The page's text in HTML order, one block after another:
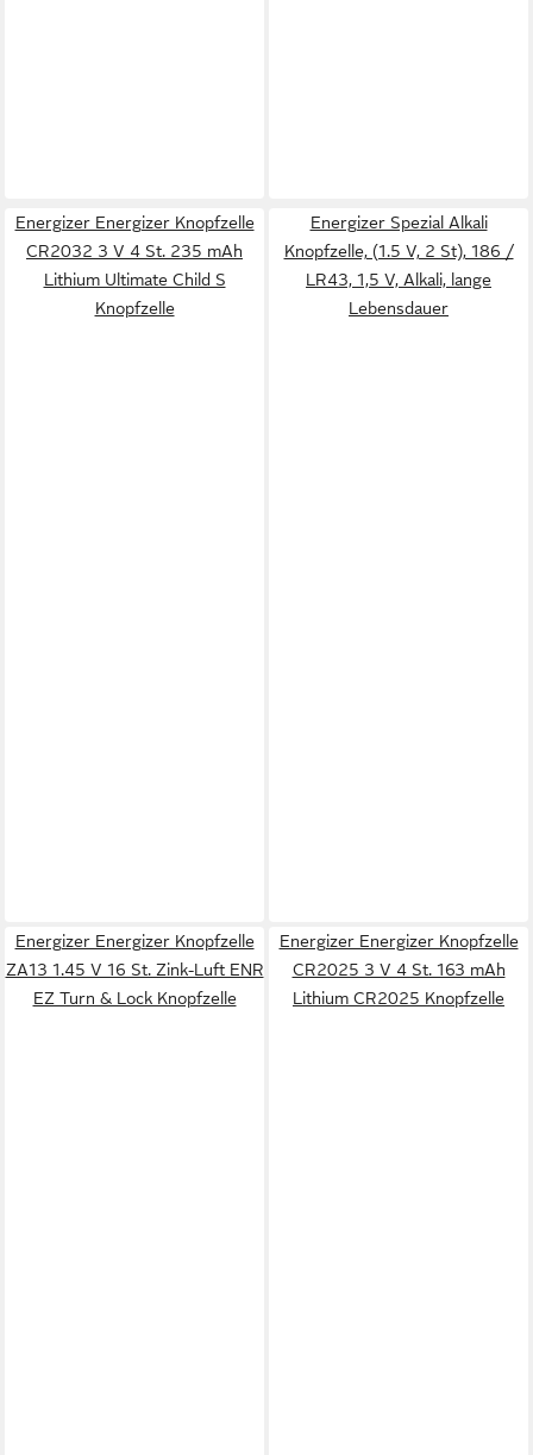
Energizer Energizer Knopfzelle
CR2032 3 V 4 St. 235 mAh
Lithium Ultimate Child S
Knopfzelle
Energizer Spezial Alkali
Knopfzelle, (1.5 V, 2 St), 186 /
LR43, 1,5 V, Alkali, lange
Lebensdauer
Energizer Energizer Knopfzelle
ZA13 1.45 V 16 St. Zink-Luft ENR
EZ Turn & Lock Knopfzelle
Energizer Energizer Knopfzelle
CR2025 3 V 4 St. 163 mAh
Lithium CR2025 Knopfzelle